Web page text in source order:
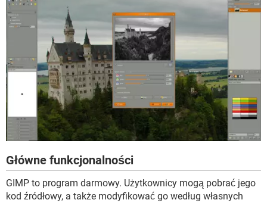
Główne funkcjonalności
GIMP to program darmowy. Użytkownicy mogą pobrać jego
kod źródłowy, a także modyfikować go według własnych